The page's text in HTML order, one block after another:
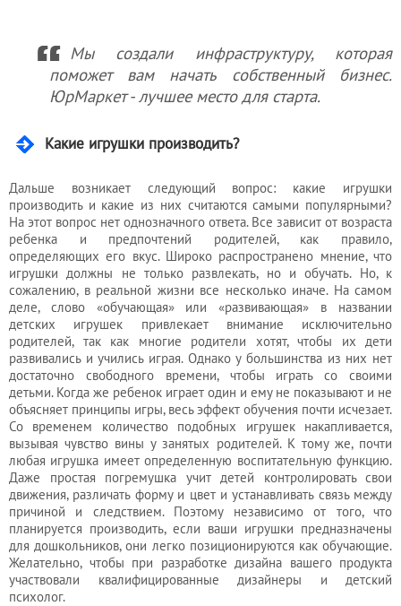
Мы создали инфраструктуру, которая
поможет вам начать собственный бизнес.
ЮрМаркет - лучшее место для старта.
Какие игрушки производить?
Дальше возникает следующий вопрос: какие игрушки
производить и какие из них считаются самыми популярными?
На этот вопрос нет однозначного ответа. Все зависит от возраста
ребенка и предпочтений родителей, как правило,
определяющих его вкус. Широко распространено мнение, что
игрушки должны не только развлекать, но и обучать. Но, к
сожалению, в реальной жизни все несколько иначе. На самом
деле, слово «обучающая» или «развивающая» в названии
детских игрушек привлекает внимание исключительно
родителей, так как многие родители хотят, чтобы их дети
развивались и учились играя. Однако у большинства из них нет
достаточно свободного времени, чтобы играть со своими
детьми. Когда же ребенок играет один и ему не показывают и не
объясняет принципы игры, весь эффект обучения почти исчезает.
Со временем количество подобных игрушек накапливается,
вызывая чувство вины у занятых родителей. К тому же, почти
любая игрушка имеет определенную воспитательную функцию.
Даже простая погремушка учит детей контролировать свои
движения, различать форму и цвет и устанавливать связь между
причиной и следствием. Поэтому независимо от того, что
планируется производить, если ваши игрушки предназначены
для дошкольников, они легко позиционируются как обучающие.
Желательно, чтобы при разработке дизайна вашего продукта
участвовали квалифицированные дизайнеры и детский
психолог.